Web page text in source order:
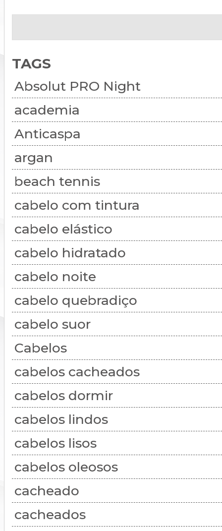
TAGS
Absolut PRO Night
academia
Anticaspa
argan
beach tennis
cabelo com tintura
cabelo elástico
cabelo hidratado
cabelo noite
cabelo quebradiço
cabelo suor
Cabelos
cabelos cacheados
cabelos dormir
cabelos lindos
cabelos lisos
cabelos oleosos
cacheado
cacheados